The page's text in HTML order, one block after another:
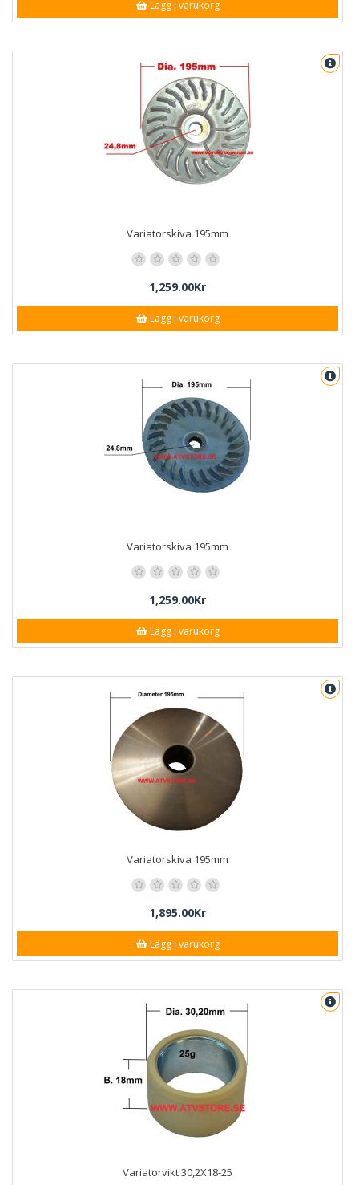
Lägg i varukorg
Variatorskiva 195mm
1,259.00Kr
Lägg i varukorg
Variatorskiva 195mm
1,259.00Kr
Lägg i varukorg
Variatorskiva 195mm
1,895.00Kr
Lägg i varukorg
Variatorvikt 30,2X18-25